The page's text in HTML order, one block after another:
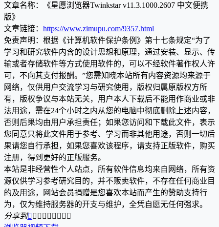
文章名称：《星愿浏览器Twinkstar v11.3.1000.2607 中文便携
版》
文章链接： https://www.zimupu.com/9357.html
免责声明：根据《计算机软件保护条例》第十七条规定“为了
学习和研究软件内含的设计思想和原理，通过安装、显示、传
输或者存储软件等方式使用软件的，可以不经软件著作权人许
可，不向其支付报酬。”您需知晓本站所有内容资源均来源于
网络，仅供用户交流学习与研究使用，版权归属原版权方所
有，版权争议与本站无关，用户本人下载后不能用作商业或非
法用途，需在24个小时之内从您的电脑中彻底删除上述内容，
否则后果均由用户承担责任；如果您访问和下载此文件，表示
您同意只将此文件用于参考、学习而非其他用途，否则一切后
果请您自行承担，如果您喜欢该程序，请支持正版软件，购买
注册，得到更好的正版服务。
本站是非经营性个人站点，所有软件信息均来自网络，所有资
源仅供学习参考研究目的，并不贩卖软件，不存在任何商业目
的及用途，网站会员捐赠是您喜欢本站而产生的赞助支持行
为，仅为维持服务器的开支与维护，全凭自愿无任何强求。
分享到        